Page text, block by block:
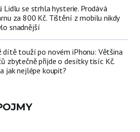
Lidlu se strhla hysterie. Prodává
za 800 Kč. Tištění z mobilu nikdy
snadnější
dítě touží po novém iPhonu: Většina
zbytečně přijde o desítky tisíc Kč.
a jak nejlépe koupit?